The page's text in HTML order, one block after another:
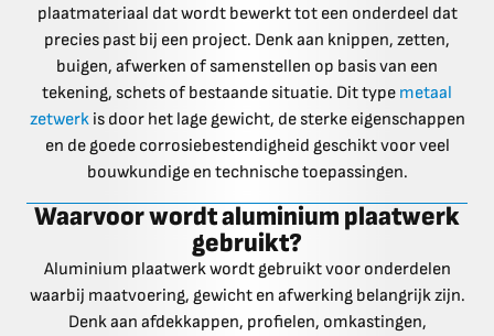
plaatmateriaal dat wordt bewerkt tot een onderdeel dat
precies past bij een project. Denk aan knippen, zetten,
buigen, afwerken of samenstellen op basis van een
tekening, schets of bestaande situatie. Dit type metaal
zetwerkis door het lage gewicht, de sterke eigenschappen
en de goede corrosiebestendigheid geschikt voor veel
bouwkundige en technische toepassingen.
Waarvoor wordt aluminium plaatwerk
gebruikt?
Aluminium plaatwerk wordt gebruikt voor onderdelen
waarbij maatvoering, gewicht en afwerking belangrijk zijn.
Denk aan afdekkappen, profielen, omkastingen,